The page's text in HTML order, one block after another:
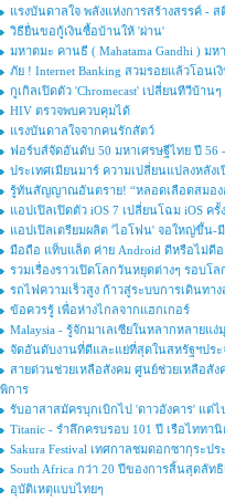
แรงบันดาลใจ พลังแห่งการสร้างสรรค์ -
วิธียื่นขอกู้เงินซื้อบ้านให้ 'ผ่าน'
มหาตมะ คานธี ( Mahatama Gandhi ) ม
ภัย ! Internet Banking สวมรอยแล้วโอนเ
กูเกิลเปิดตัว 'Chromecast' เปลี่ยนทีวีบ้า
HIV ตรวจพบควบคุมได้
แรงบันดาลใจจากคนรักสัตว์
ฟอร์บส์จัดอันดับ 50 มหาเศรษฐีไทย ปี 56 -
ประเทศเมียนมาร์ ความเปลี่ยนแปลงหลังเ
รู้ทันสัญญาณอันตราย! “หลอดเลือดสมอ
แอปเปิลเปิดตัว iOS 7 เปลี่ยนโฉม iOS ค
แอปเปิลเตรียมผลิต 'ไอโฟน' จอใหญ่ขึ้น-
มือถือ แท็บแล็ต ค่าย Android ดีหรือไม่ดี
รวมเรื่องราวเปิดโลกวันหยุดต่างๆ รอบโล
รถไฟความเร็วสูง ก้าวสู่ระบบการเดินทา
ข้อควรรู้ เพื่อห่างไกลจากแฮกเกอร์
Malaysia - รู้จักมาเลเซียในหลากหลายแง่
จัดอันดับงานที่ดีและแย่ที่สุดในสหรัฐฯประ
สายด่วนช่วยเหลือสังคม ศูนย์ช่วยเหลือสัง
พิการ
รับอาสาสมัครบุกเบิกไป 'ดาวอังคาร' แต่
Titanic - รำลึกครบรอบ 101 ปี เรือไททา
Sakura Festival เทศกาลชมดอกซากุระป
South Africa กว่า 20 ปีของการสิ้นสุดลัทธิ
อุบัติเหตุแบบไทยๆ